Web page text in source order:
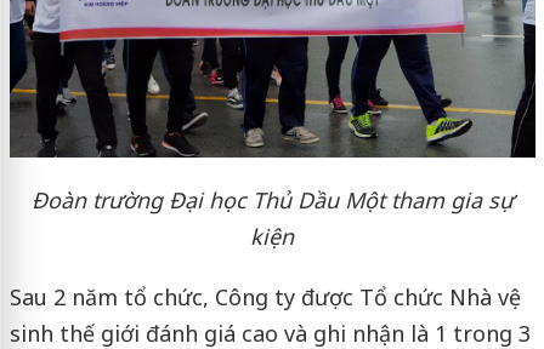
Đoàn trường Đại học Thủ Dầu Một tham gia sự
kiện
Sau 2 năm tổ chức, Công ty được Tổ chức Nhà vệ
sinh thế giới đánh giá cao và ghi nhận là 1 trong 3